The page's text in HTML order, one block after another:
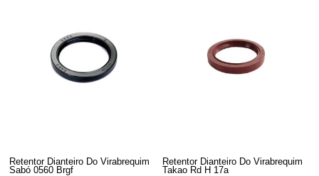
Retentor Dianteiro Do Virabrequim
Sabó 0560 Brgf
Retentor Dianteiro Do Virabrequim
Takao Rd H 17a